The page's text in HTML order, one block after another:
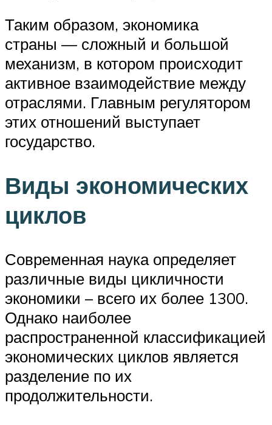
Таким образом, экономика
страны — сложный и большой
механизм, в котором происходит
активное взаимодействие между
отраслями. Главным регулятором
этих отношений выступает
государство.
Виды экономических
циклов
Современная наука определяет
различные виды цикличности
экономики – всего их более 1300.
Однако наиболее
распространенной классификацией
экономических циклов является
разделение по их
продолжительности.